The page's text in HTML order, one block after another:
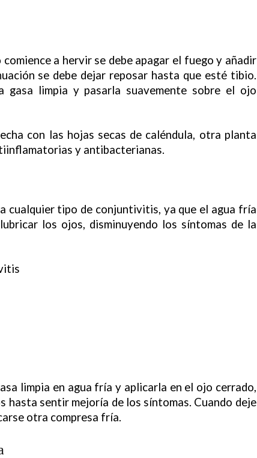
a hervir se debe apagar el fuego y añadir
se debe dejar reposar hasta que esté tibio.
gasa limpia y pasarla suavemente sobre el ojo
con las hojas secas de caléndula, otra planta
y antibacterianas.
cualquier tipo de conjuntivitis, ya que el agua fría
los ojos, disminuyendo los síntomas de la
limpia en agua fría y aplicarla en el ojo cerrado,
hasta sentir mejoría de los síntomas. Cuando deje
otra compresa fría.